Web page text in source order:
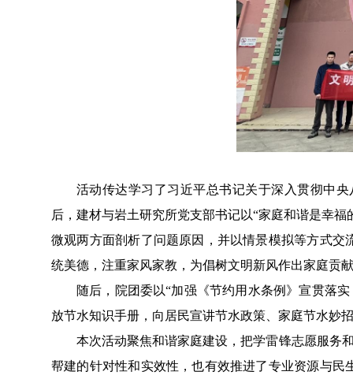
活动传达学习了习近平总书记关于深入贯彻中
后，建材与岩土研究所党支部书记以“家庭和谐是幸福
微观两方面剖析了问题原因，并以情景模拟等方式
统美德，注重家风家教，为倡树文明新风作出家庭贡
随后，院团委以“加强《节约用水条例》宣贯落
放节水知识手册，向居民宣讲节水政策、家庭节水妙
本次活动聚焦和谐家庭建设，把学雷锋志愿服务
帮建的针对性和实效性，也有效推进了专业资源与